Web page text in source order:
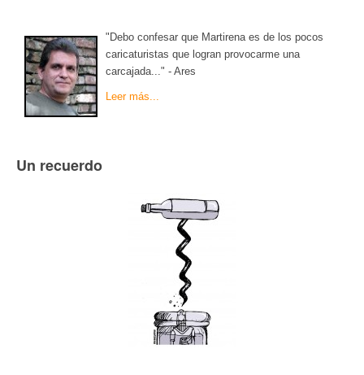
"Debo confesar que Martirena es de los pocos
caricaturistas que logran provocarme una
carcajada..." - Ares
Leer más...
Un recuerdo